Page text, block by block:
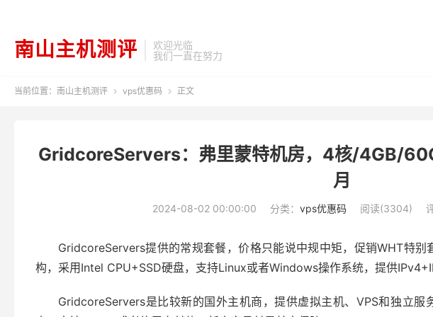
南山主机测评
欢迎光临
我们一直在努力
当前位置： 南山主机测评  vps优惠码  正文
GridcoreServers：弗里蒙特机房，4核/4GB/
月
2024-08-02 00:00:00 分类： vps优惠码 阅读(3304)
GridcoreServers提供的常规套餐，价格只能说中规中矩，促销WHT特别
构，采用Intel CPU+SSD硬盘，支持Linux或者Windows操作系统，提供
GridcoreServers是比较新的国外主机商，提供虚拟主机、VPS和独立服